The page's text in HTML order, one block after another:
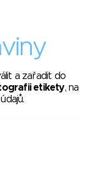
a zařadit do
etikety, na